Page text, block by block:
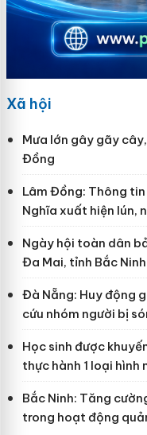
Xã hội
Mưa lớn gây gãy
Đồng
Lâm Đồng: Thông
Nghĩa xuất hiện lún,
Ngày hội toàn dân
Đa Mai, tỉnh Bắc Ninh
Đà Nẵng: Huy động
cứu nhóm người bị
Học sinh được
thực hành 1 loại hình
Bắc Ninh: Tăng
trong hoạt động